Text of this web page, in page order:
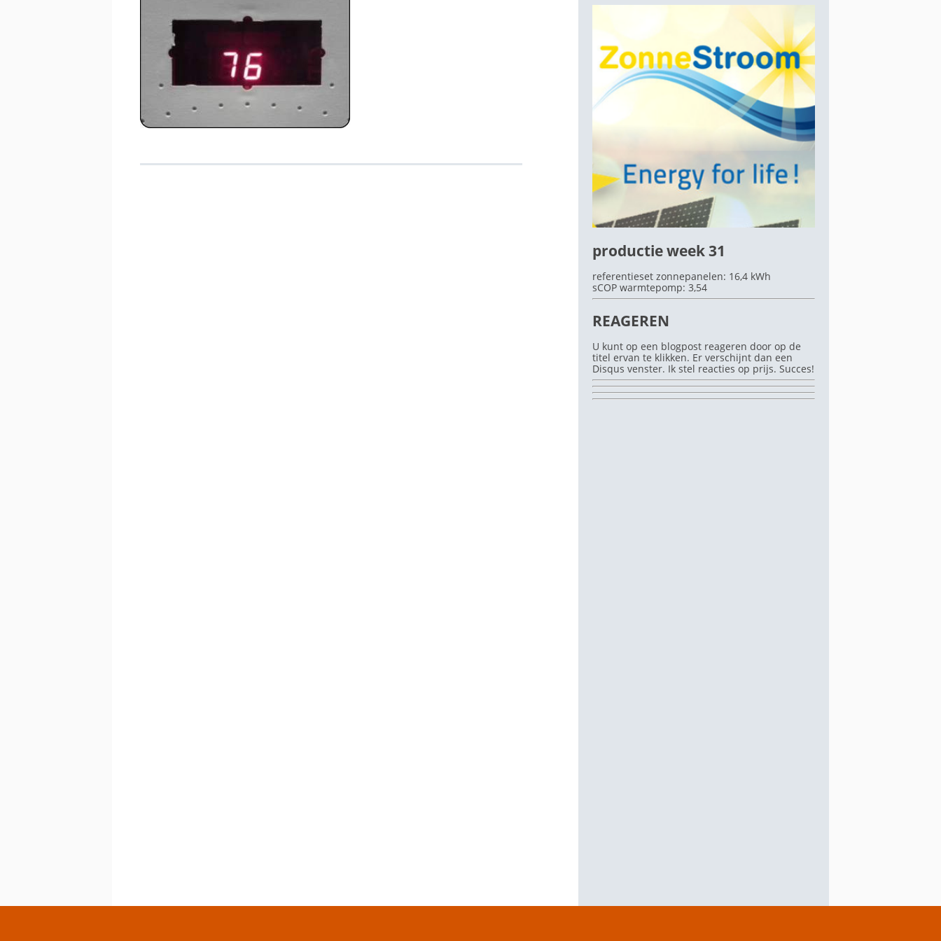
KOSTEN EN BATEN
RICHTING EN INVALSHOEK
TWEEDEHANDS
VERGUNNING
productie week 31
referentieset zonnepanelen: 16,4 kWh
sCOP warmtepomp: 3,54
REAGEREN
U kunt op een blogpost reageren door op de
titel ervan te klikken. Er verschijnt dan een
Disqus venster. Ik stel reacties op prijs. Succes!